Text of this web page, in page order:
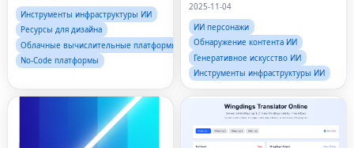
Инструменты инфраструктуры ИИ
Ресурсы для дизайна
Облачные вычислительные платформы
No-Code платформы
2025-11-04
ИИ персонажи
Обнаружение контента ИИ
Генеративное искусство ИИ
Инструменты инфраструктуры ИИ